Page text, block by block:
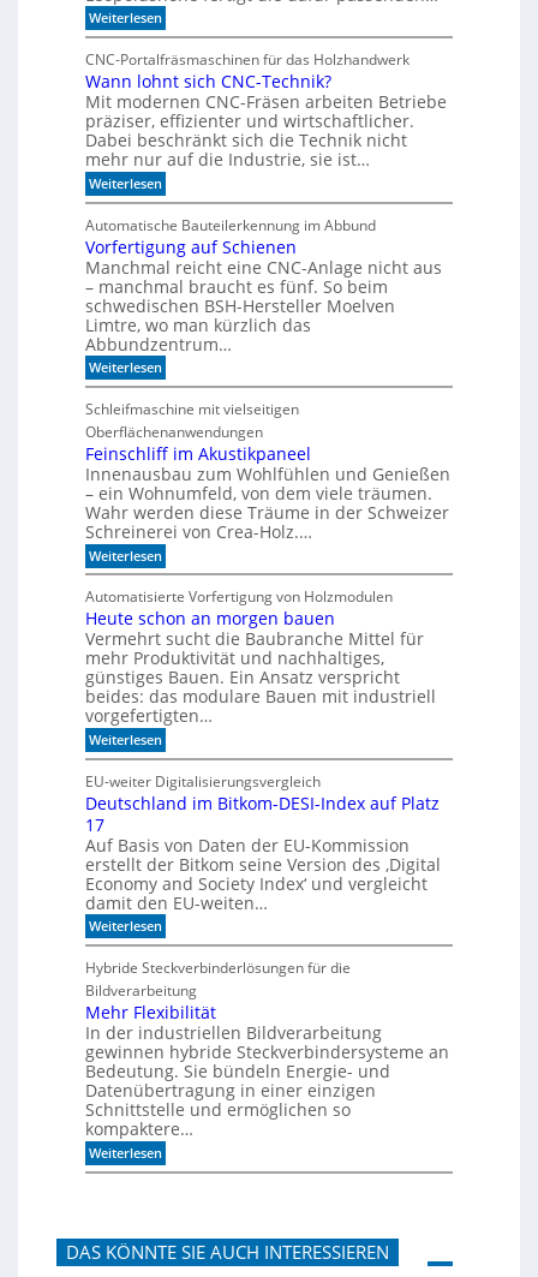
I
R
-
e
n
s
o
r
e
n
k
e
z
u
m
B
ü
c
h
e
r
r
e
a
l
Weiterlesen:
I
m
T
a
k
t
d
e
r
S
e
r
i
e
CNC-Portalfräsmaschinen für das Holzhandwerk
Wann lohnt sich CNC-Technik?
Mit modernen CNC-Fräsen arbeiten Betriebe
präziser, effizienter und wirtschaftlicher.
Dabei beschränkt sich die Technik nicht
mehr nur auf die Industrie, sie ist…
Weiterlesen:
W
n
n
l
o
h
n
t
s
i
c
h
C
N
C
-
T
e
c
h
n
i
?
Automatische Bauteilerkennung im Abbund
Vorfertigung auf Schienen
Manchmal reicht eine CNC-Anlage nicht aus
– manchmal braucht es fünf. So beim
schwedischen BSH-Hersteller Moelven
Limtre, wo man kürzlich das
Abbundzentrum…
Weiterlesen:
V
o
r
f
e
r
t
i
g
u
n
g
u
f
S
c
h
i
e
n
e
n
Schleifmaschine mit vielseitigen
Oberflächenanwendungen
Feinschliff im Akustikpaneel
Innenausbau zum Wohlfühlen und Genießen
– ein Wohnumfeld, von dem viele träumen.
Wahr werden diese Träume in der Schweizer
Schreinerei von Crea-Holz.…
Weiterlesen:
F
i
n
s
c
h
l
i
f
f
i
m
A
k
s
i
k
p
a
n
e
l
Automatisierte Vorfertigung von Holzmodulen
Heute schon an morgen bauen
Vermehrt sucht die Baubranche Mittel für
mehr Produktivität und nachhaltiges,
günstiges Bauen. Ein Ansatz verspricht
beides: das modulare Bauen mit industriell
vorgefertigten…
Weiterlesen:
H
u
t
s
h
o
n
a
n
o
r
g
e
n
b
a
u
e
n
EU-weiter Digitalisierungsvergleich
Deutschland im Bitkom-DESI-Index auf Platz
17
Auf Basis von Daten der EU-Kommission
erstellt der Bitkom seine Version des ‚Digital
Economy and Society Index‘ und vergleicht
damit den EU-weiten…
Weiterlesen:
D
u
t
s
c
h
l
a
n
d
i
m
B
i
m
-
Hybride Steckverbinderlösungen für die
Bildverarbeitung
Mehr Flexibilität
In der industriellen Bildverarbeitung
gewinnen hybride Steckverbindersysteme an
Bedeutung. Sie bündeln Energie- und
Datenübertragung in einer einzigen
Schnittstelle und ermöglichen so
kompaktere…
Weiterlesen:
M
F
l
e
DAS KÖNNTE SIE AUCH INTERESSIEREN